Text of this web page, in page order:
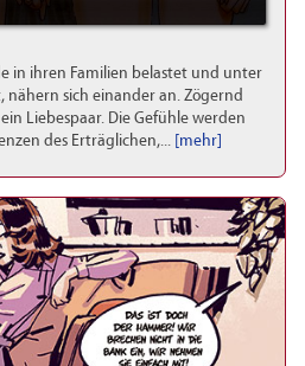
in ihren Familien belastet und unter
sich einander an. Zögernd
Liebespaar. Die Gefühle werden
des Erträglichen,... [mehr]